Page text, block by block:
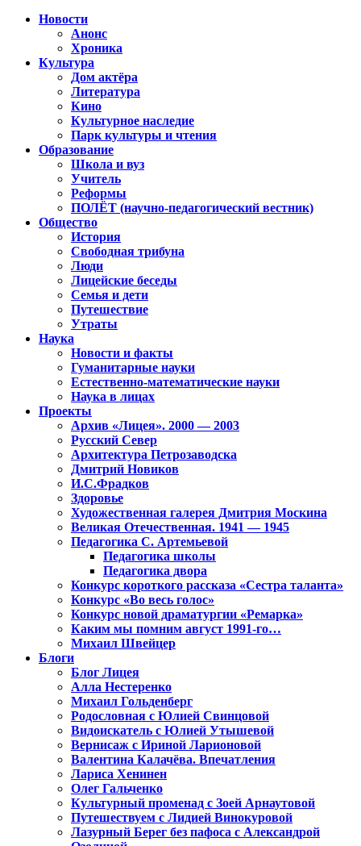
Новости
Анонс
Хроника
Культура
Дом актёра
Литература
Кино
Культурное наследие
Парк культуры и чтения
Образование
Школа и вуз
Учитель
Реформы
ПОЛЁТ (научно-педагогический вестник)
Общество
История
Свободная трибуна
Люди
Лицейские беседы
Семья и дети
Путешествие
Утраты
Наука
Новости и факты
Гуманитарные науки
Естественно-математические науки
Наука в лицах
Проекты
Архив «Лицея». 2000 — 2003
Русский Север
Архитектура Петрозаводска
Дмитрий Новиков
И.С.Фрадков
Здоровье
Художественная галерея Дмитрия Москина
Великая Отечественная. 1941 — 1945
Педагогика С. Артемьевой
Педагогика школы
Педагогика двора
Конкурс короткого рассказа «Сестра таланта»
Конкурс «Во весь голос»
Конкурс новой драматургии «Ремарка»
Каким мы помним август 1991-го…
Михаил Швейцер
Блоги
Блог Лицея
Алла Нестеренко
Михаил Гольденберг
Родословная с Юлией Свинцовой
Видоискатель с Юлией Утышевой
Вернисаж с Ириной Ларионовой
Валентина Калачёва. Впечатления
Лариса Хенинен
Олег Гальченко
Культурный променад с Зоей Арнаутовой
Путешествуем с Лидией Винокуровой
Лазурный Берег без пафоса с Александрой